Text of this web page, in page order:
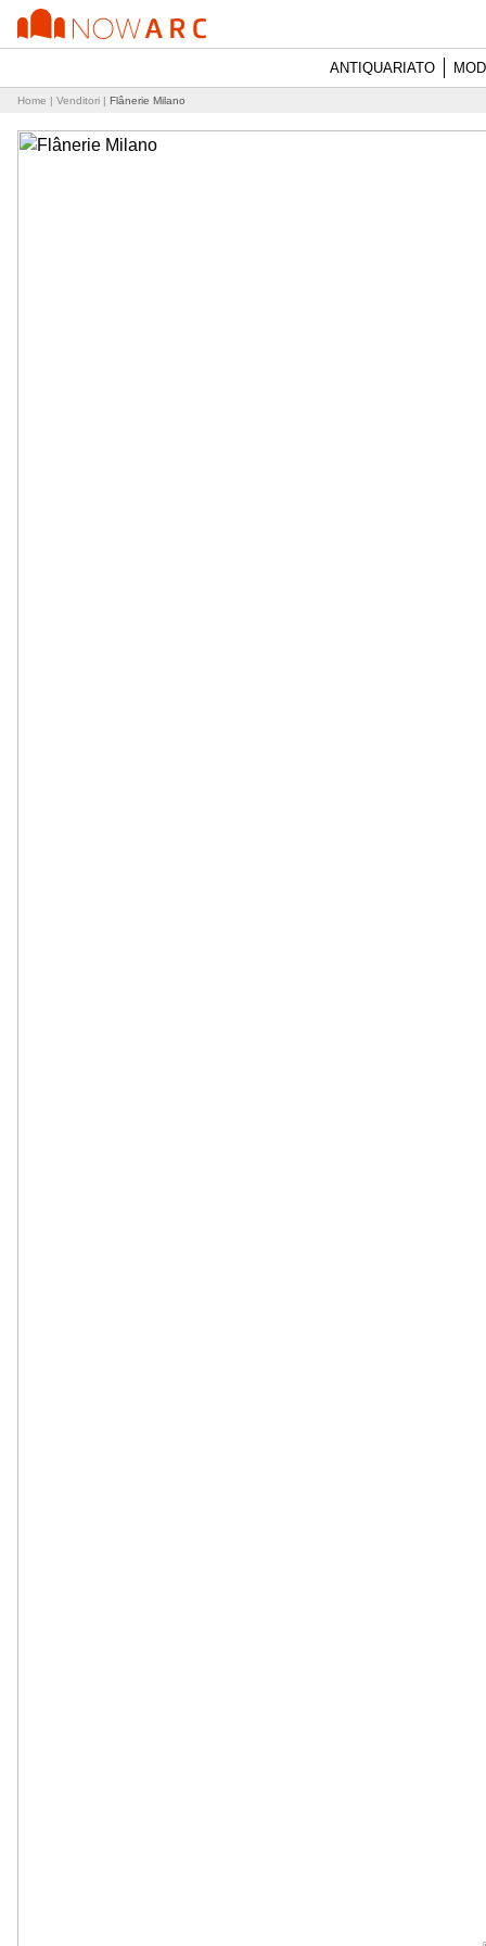
ANTIQUARIATO
Home | Venditori | Flânerie Milano